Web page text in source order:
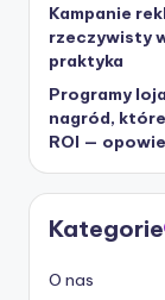
Kampanie
rzeczywisty
praktyka
Programy
nagród,
ROI —
Kategorie
O nas